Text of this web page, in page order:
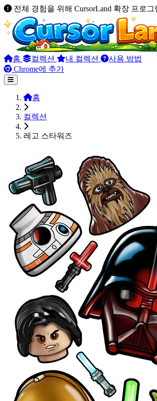
전체 경험을 위해 CursorLand 확장 프로
홈 컬렉션 내 컬렉션
사용 방법
Chrome에 추가
홈
컬렉션
레고 스타워즈